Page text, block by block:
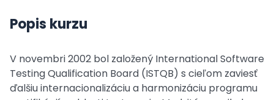
Popis kurzu
V novembri 2002 bol založený International Software
Testing Qualification Board (ISTQB) s cieľom zaviesť
ďalšiu internacionalizáciu a harmonizáciu programu